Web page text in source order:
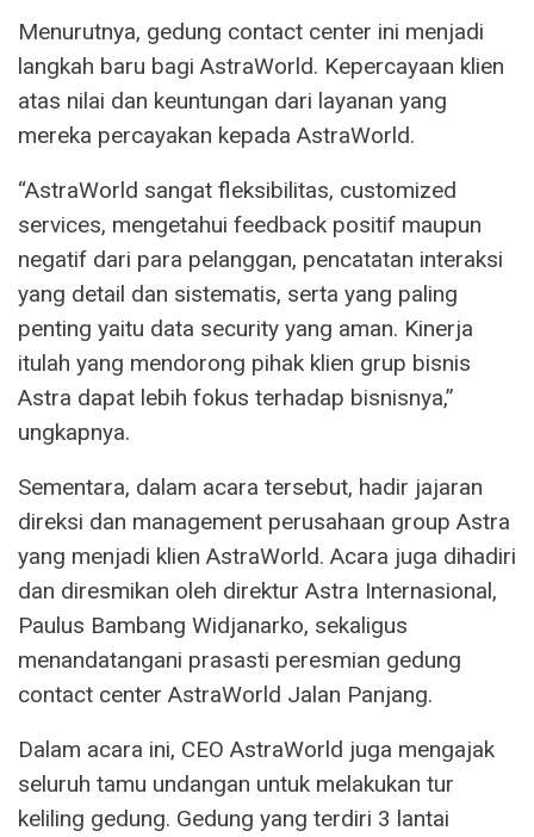
Menurutnya, gedung contact center ini menjadi
langkah baru bagi AstraWorld. Kepercayaan klien
atas nilai dan keuntungan dari layanan yang
mereka percayakan kepada AstraWorld.
“AstraWorld sangat fleksibilitas, customized
services, mengetahui feedback positif maupun
negatif dari para pelanggan, pencatatan interaksi
yang detail dan sistematis, serta yang paling
penting yaitu data security yang aman. Kinerja
itulah yang mendorong pihak klien grup bisnis
Astra dapat lebih fokus terhadap bisnisnya,”
ungkapnya.
Sementara, dalam acara tersebut, hadir jajaran
direksi dan management perusahaan group Astra
yang menjadi klien AstraWorld. Acara juga dihadiri
dan diresmikan oleh direktur Astra Internasional,
Paulus Bambang Widjanarko, sekaligus
menandatangani prasasti peresmian gedung
contact center AstraWorld Jalan Panjang.
Dalam acara ini, CEO AstraWorld juga mengajak
seluruh tamu undangan untuk melakukan tur
keliling gedung. Gedung yang terdiri 3 lantai